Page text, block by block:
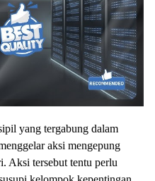
yang tergabung dalam
aksi mengepung
Aksi tersebut tentu perlu